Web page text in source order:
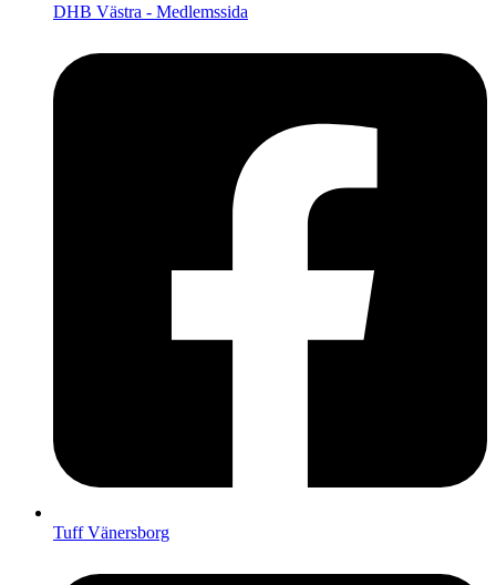
DHB Västra - Medlemssida
Tuff Vänersborg